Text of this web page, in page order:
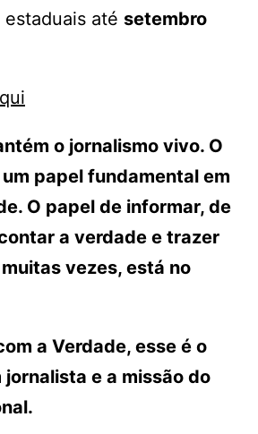
estaduais até setembro
o jornalismo vivo. O
papel fundamental em
O papel de informar, de
a verdade e trazer
vezes, está no
a Verdade, esse é o
e a missão do